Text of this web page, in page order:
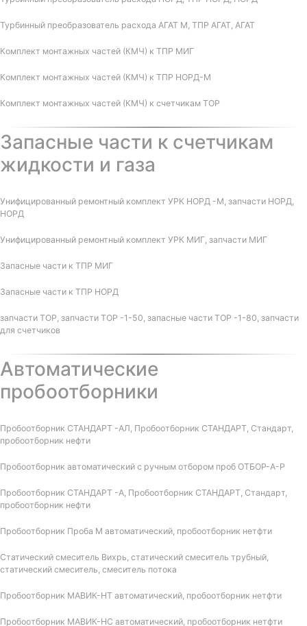
Турбинный преобразователь расхода АГАТ М, ТПР АГАТ, АГАТ
Комплект монтажных частей (КМЧ) к ТПР МИГ
Комплект монтажных частей (КМЧ) к ТПР НОРД-М
Комплект монтажных частей (КМЧ) к счетчикам ТОР
Запасные части к счетчикам
жидкости и газа
Унифицированный ремонтный комплект УРК НОРД -М, запчасти НОРД,
НОРД
Унифицированный ремонтный комплект УРК МИГ, запчасти МИГ
Запасные части к ТПР МИГ
Запасные части к ТПР НОРД
запчасти ТОР, запчасти ТОР -1-50, запасные части ТОР -1-80, запчасти
для счетчиков
Автоматические
пробоотборники
Пробоотборник СТАНДАРТ -АЛ, Пробоотборник СТАНДАРТ, Стандарт,
пробоотборник нефти
Пробоотборник автоматический с ручным отбором проб ОТБОР-А-Р
Пробоотборник СТАНДАРТ -А, Пробоотборник СТАНДАРТ, Стандарт,
пробоотборник нефти
Пробоотборник Проба М автоматический, пробоотборник нетфти
Статический смеситель Вихрь, статический смеситель трубный,
статический смеситель, смеситель потока
Пробоотборник МАВИК-НТ автоматический, пробоотборник нетфти
Пробоотборник МАВИК-НС автоматический, пробоотборник нетфти